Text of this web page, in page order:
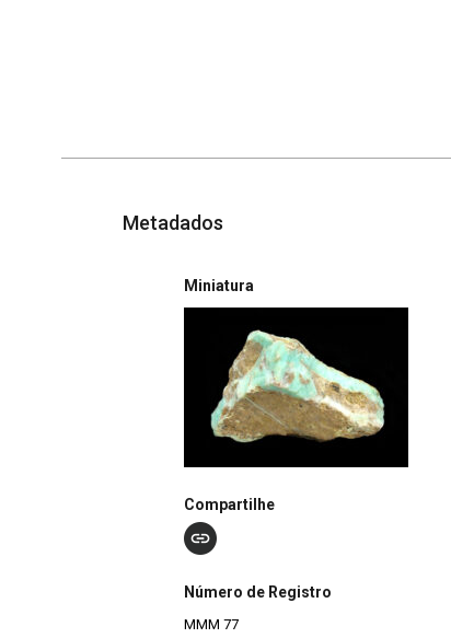
Metadados
Miniatura
Compartilhe
Número de Registro
MMM 77